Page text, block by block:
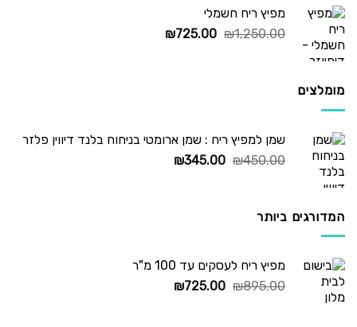
מפיץ ריח חשמלי
₪1,250.00
המחיר
₪725.00
המחיר
מומלצים
שמן למפיץ ריח : שמן ארומטי בניחוח בלנד דיווין פלזר
₪450.00
המחיר
₪345.00
המחיר
המדורגים ביותר
מפיץ ריח לעסקים עד 100 מ"ר
₪895.00
המחיר
₪725.00
המחיר